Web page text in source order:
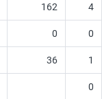
162 4
0 0
36 1
0